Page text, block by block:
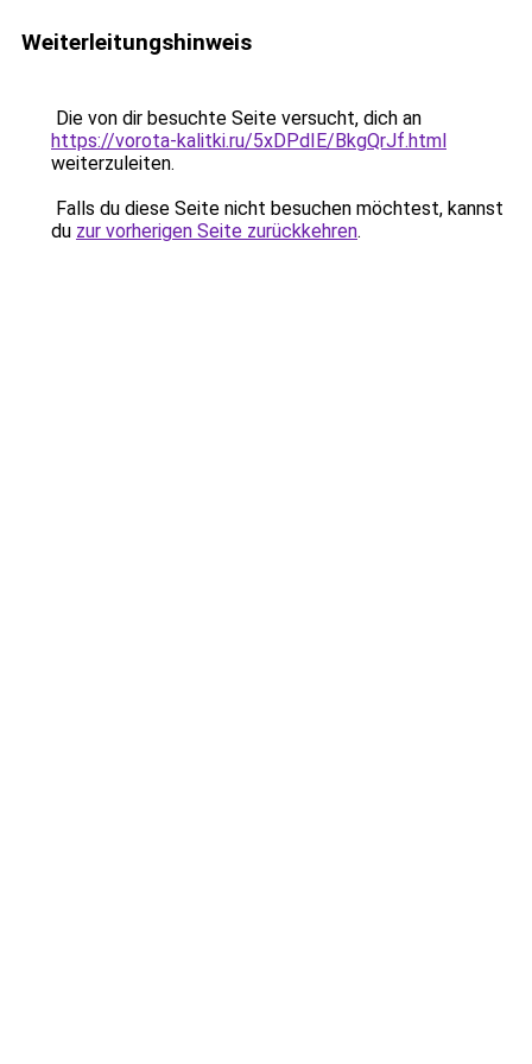
Weiterleitungshinweis
Die von dir besuchte Seite versucht, dich an
https://vorota-kalitki.ru/5xDPdIE/BkgQrJf.html
weiterzuleiten.
Falls du diese Seite nicht besuchen möchtest, kannst
du zur vorherigen Seite zurückkehren.